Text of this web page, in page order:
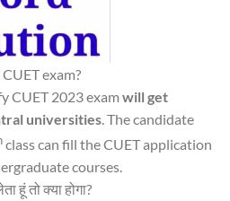
exam?
CUET 2023 exam will get
universities. The candidate
class can fill the CUET application
courses.
हूं तो क्या होगा?